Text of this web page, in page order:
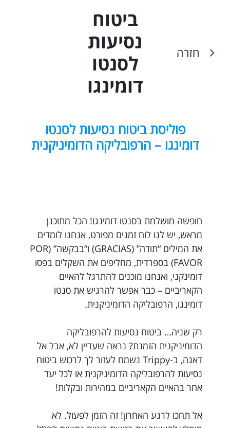
חזרה
ביטוח
נסיעות
לסנטו
דומינגו
פוליסת ביטוח נסיעות לסנטו
דומינגו – הרפובליקה הדומיניקנית
חופשה מושלמת בסנטו דומינגו! הכל מתוכנן
מראש, יש לנו לוח זמנים מפורט, אנחנו לומדים
את המילים “תודה” (GRACIAS) ו”בבקשה” (POR
FAVOR) בספרדית, מחליפים את השקלים בפסו
דומינקני, ואנחנו מוכנים להתרגל להאיים
הקאריביים – כבר אפשר להרגיש את סנטו
דומינגו, הרפובליקה הדומיניקנית.
רק שניה… ביטוח נסיעות להרפובליקה
הדומיניקנית הזמנת? נראה שעדיין לא, אבל אל
דאגה, ב-Trippy נשמח לעזור לך לרכוש ביטוח
נסיעות להרפובליקה הדומיניקנית או לכל יעד
אחר בהאיים הקאריביים במהירות ובקלות!
אל תחכו לרגע האחרון! זה הזמן לפעול. לא